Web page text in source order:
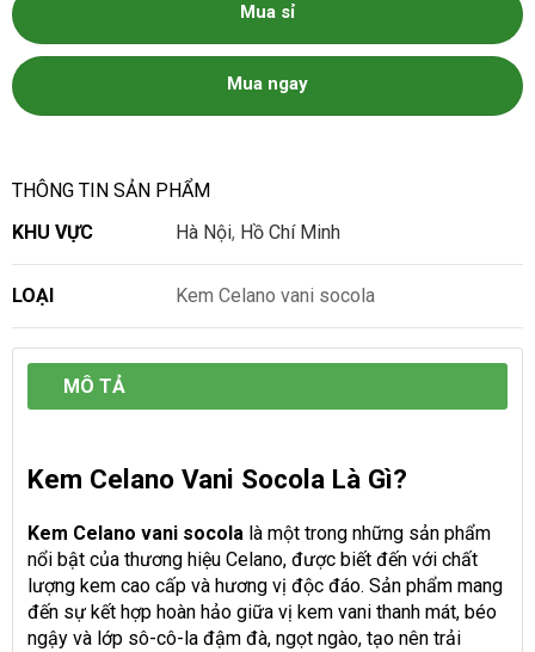
Mua sỉ
Mua ngay
THÔNG TIN SẢN PHẨM
KHU VỰC
Hà Nội, Hồ Chí Minh
LOẠI Kem Celano vani socola
MÔ TẢ
Kem Celano Vani Socola Là Gì?
Kem Celano vani socola là một trong những sản phẩm
nổi bật của thương hiệu Celano, được biết đến với chất
lượng kem cao cấp và hương vị độc đáo. Sản phẩm mang
đến sự kết hợp hoàn hảo giữa vị kem vani thanh mát, béo
ngậy và lớp sô-cô-la đậm đà, ngọt ngào, tạo nên trải